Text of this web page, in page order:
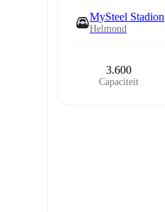
MySteel Stadion
Helmond
3.600
Capaciteit